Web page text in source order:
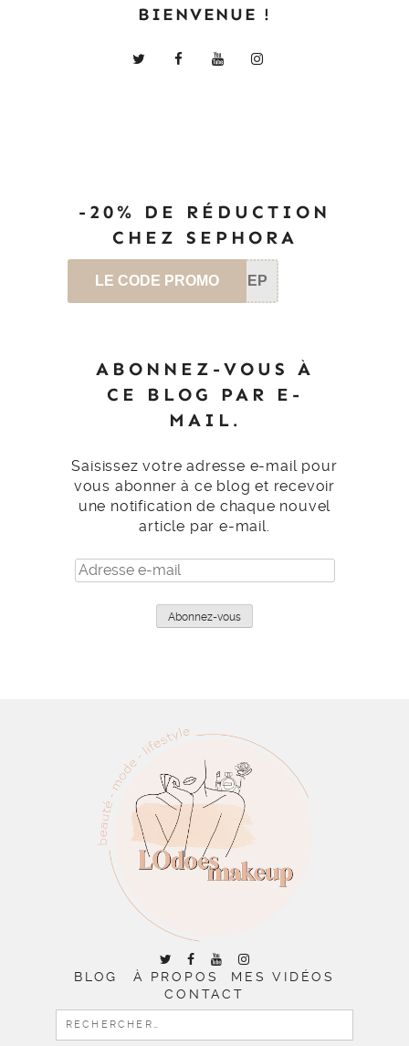
BIENVENUE !
-20% DE RÉDUCTION
CHEZ SEPHORA
LE CODE PROMO SEP
ABONNEZ-VOUS À
CE BLOG PAR E-
MAIL.
Saisissez votre adresse e-mail pour
vous abonner à ce blog et recevoir
une notification de chaque nouvel
article par e-mail.
Adresse
e-
Abonnez-vous
BLOG À PROPOS
MES VIDÉOS
CONTACT
RECHERCHER :